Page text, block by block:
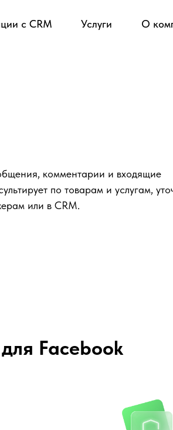
с CRM Услуги О
комментарии и входящие
по товарам и услугам,
или в CRM.
Facebook